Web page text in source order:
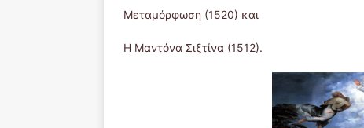
Μεταμόρφωση (1520) και
Η Μαντόνα Σιξτίνα (1512).